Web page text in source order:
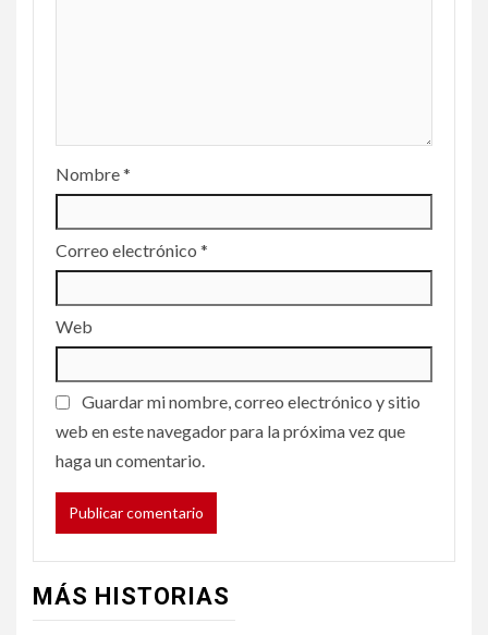
Nombre*
Correo electrónico *
Web
Guardar mi nombre, correo electrónico y sitio
web en este navegador para la próxima vez que
haga un comentario.
MÁS HISTORIAS